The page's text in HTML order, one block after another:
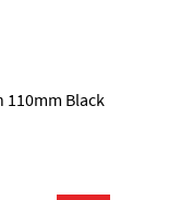
110mm Black